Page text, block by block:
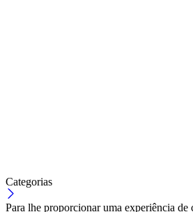
Categorias
Para lhe proporcionar uma experiência de